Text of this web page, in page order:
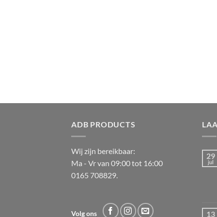
ADB PRODUCTS
Wij zijn bereikbaar:
Ma - Vr van 09:00 tot 16:00
0165 708829.
Volg ons
29
jul
13